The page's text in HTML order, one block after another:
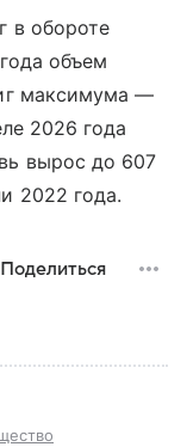
в обороте
объем
максимума —
2026 года
вырос до 607
2022 года.
Поделиться